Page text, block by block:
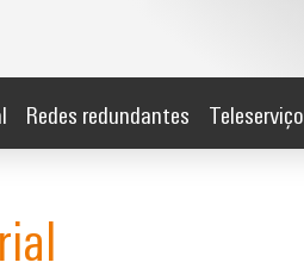
Redes redundantes Teleserviço